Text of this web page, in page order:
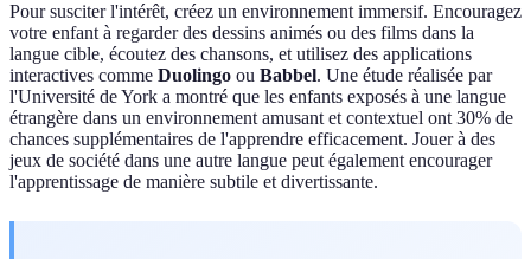
Pour susciter l'intérêt, créez un environnement immersif. Encouragez
votre enfant à regarder des dessins animés ou des films dans la
langue cible, écoutez des chansons, et utilisez des applications
interactives comme Duolingo ou Babbel. Une étude réalisée par
l'Université de York a montré que les enfants exposés à une langue
étrangère dans un environnement amusant et contextuel ont 30% de
chances supplémentaires de l'apprendre efficacement. Jouer à des
jeux de société dans une autre langue peut également encourager
l'apprentissage de manière subtile et divertissante.